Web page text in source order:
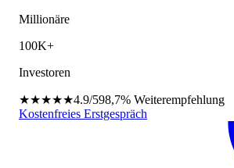
Millionäre
100K+
Investoren
★★★★★4.9/598,7% Weiterempfehlung
Kostenfreies Erstgespräch